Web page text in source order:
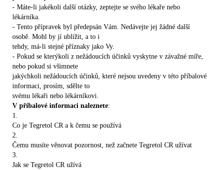
- Máte-li jakékoli další otázky, zeptejte se svého lékaře nebo
lékárníka.
- Tento přípravek byl předepsán Vám. Nedávejte jej žádné další
osobě. Mohl by jí ublížit, a to i
tehdy, má-li stejné příznaky jako Vy.
- Pokud se kterýkoli z nežádoucích účinků vyskytne v závažné míře,
nebo pokud si všimnete
jakýchkoli nežádoucích účinků, které nejsou uvedeny v této příbalové
informaci, prosím, sdělte to
svému lékaři nebo lékárníkovi.
V příbalové informaci naleznete:
1.
Co je Tegretol CR a k čemu se používá
2.
Čemu musíte věnovat pozornost, než začnete Tegretol CR užívat
3.
Jak se Tegretol CR užívá